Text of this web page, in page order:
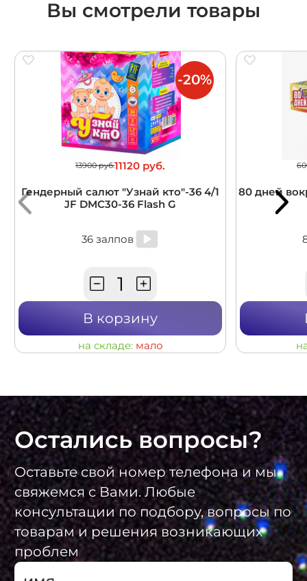
Вы смотрели товары
13900 руб.11120 руб.
Гендерный салют "Узнай кто"-36 4/1
JF DMC30-36 Flash G
36 залпов
В корзину
на складе: мало
-20%
80 дней
Остались вопросы?
Оставьте свой номер телефона и мы
свяжемся с Вами. Любые
консультации по подбору, вопросы по
товарам и решения возникающих
проблем